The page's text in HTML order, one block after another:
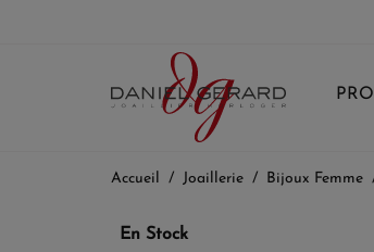
Accueil Joaillerie Bijoux Femme
En Stock